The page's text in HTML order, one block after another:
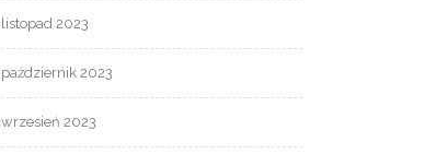
listopad 2023
październik 2023
wrzesień 2023